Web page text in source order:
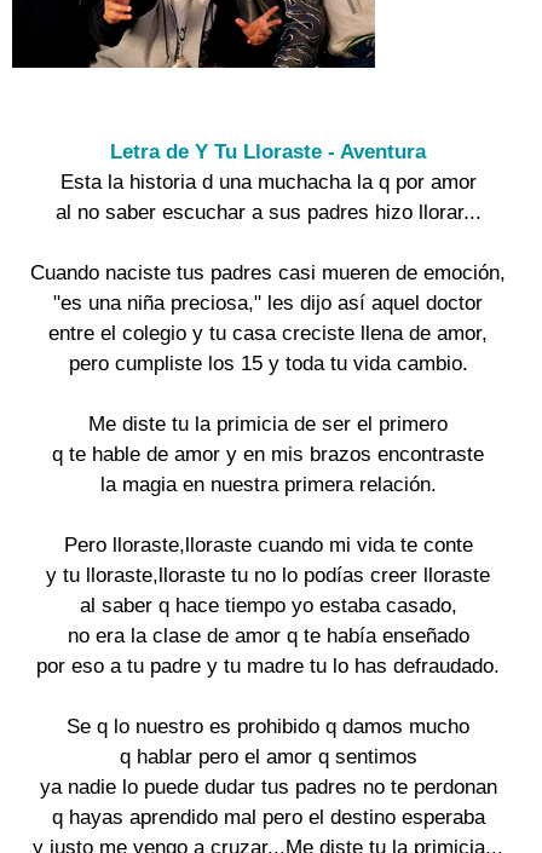
Letra de Y Tu Lloraste - Aventura
Esta la historia d una muchacha la q por amor
al no saber escuchar a sus padres hizo llorar...
Cuando naciste tus padres casi mueren de emoción,
"es una niña preciosa," les dijo así aquel doctor
entre el colegio y tu casa creciste llena de amor,
pero cumpliste los 15 y toda tu vida cambio.
Me diste tu la primicia de ser el primero
q te hable de amor y en mis brazos encontraste
la magia en nuestra primera relación.
Pero lloraste,lloraste cuando mi vida te conte
y tu lloraste,lloraste tu no lo podías creer lloraste
al saber q hace tiempo yo estaba casado,
no era la clase de amor q te había enseñado
por eso a tu padre y tu madre tu lo has defraudado.
Se q lo nuestro es prohibido q damos mucho
q hablar pero el amor q sentimos
ya nadie lo puede dudar tus padres no te perdonan
q hayas aprendido mal pero el destino esperaba
y justo me vengo a cruzar...Me diste tu la primicia...